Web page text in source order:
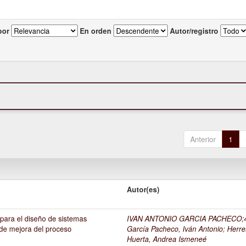
En orden Autor/registro
Anterior 1
Autor(es)
el diseño de sistemas
mejora del proceso
IVAN ANTONIO GARCIA
García Pacheco, Iván Antonio;
Huerta, Andrea Ismeneé